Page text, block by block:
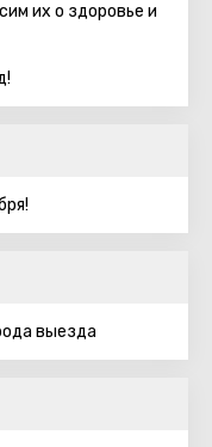
их о здоровье и
выезда